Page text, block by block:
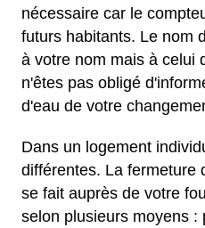
nécessaire car le
futurs habitants. Le nom
à votre nom mais à celui
n'êtes pas obligé
d'eau de votre
Dans un logement
différentes. La fermeture
se fait auprès de votre
selon plusieurs moyens :